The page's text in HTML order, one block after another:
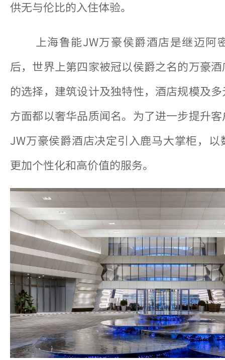
供无与伦比的入住体验。
上海鲁能JW万豪侯爵酒店是继迈阿
后，世界上第四家被冠以侯爵之名的万豪
的选择，建筑设计及独特性，酒店规模及
方面都以奢华品质闻名。为了进一步提升
JW万豪侯爵酒店决定引入鹿马大掌柜，以
更加个性化和高价值的服务。